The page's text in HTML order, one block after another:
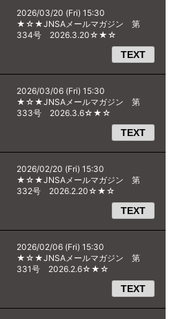
2026/03/20 (Fri) 15:30
★☆★JNSAメールマガジン 第
334号 2026.3.20☆★☆
TEXT
2026/03/06 (Fri) 15:30
★☆★JNSAメールマガジン 第
333号 2026.3.6☆★☆
TEXT
2026/02/20 (Fri) 15:30
★☆★JNSAメールマガジン 第
332号 2026.2.20☆★☆
TEXT
2026/02/06 (Fri) 15:30
★☆★JNSAメールマガジン 第
331号 2026.2.6☆★☆
TEXT